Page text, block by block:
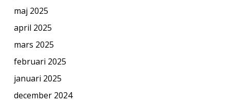
maj 2025
april 2025
mars 2025
februari 2025
januari 2025
december 2024